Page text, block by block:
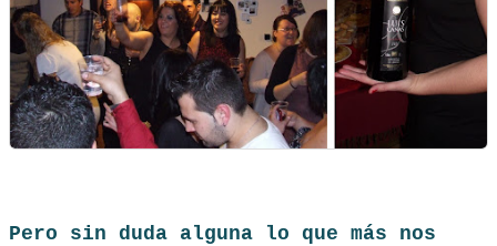
Pero sin duda alguna lo que más nos